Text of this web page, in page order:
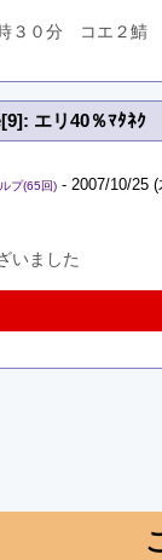
３０分　コエ２
エリ40％ﾏﾀﾈｸ
プ(65回) - 2007/10/25
いました